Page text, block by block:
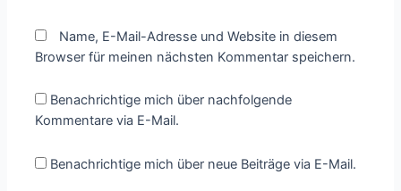
Name, E-Mail-Adresse und Website in diesem
Browser für meinen nächsten Kommentar speichern.
Benachrichtige mich über nachfolgende
Kommentare via E-Mail.
Benachrichtige mich über neue Beiträge via E-Mail.